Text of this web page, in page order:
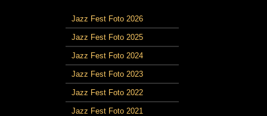
Jazz Fest Foto 2026
Jazz Fest Foto 2025
Jazz Fest Foto 2024
Jazz Fest Foto 2023
Jazz Fest Foto 2022
Jazz Fest Foto 2021